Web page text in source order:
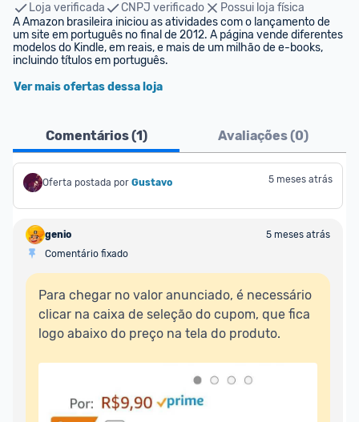
Loja verificada
CNPJ verificado
Possui loja física
A Amazon brasileira iniciou as atividades com o lançamento de
um site em português no final de 2012. A página vende diferentes
modelos do Kindle, em reais, e mais de um milhão de e-books,
incluindo títulos em português.
Ver mais ofertas dessa loja
Comentários (1) Avaliações (0)
Oferta postada por Gustavo 5 meses atrás
genio
5 meses atrás
Comentário fixado
Para chegar no valor anunciado, é necessário
clicar na caixa de seleção do cupom, que fica
logo abaixo do preço na tela do produto.